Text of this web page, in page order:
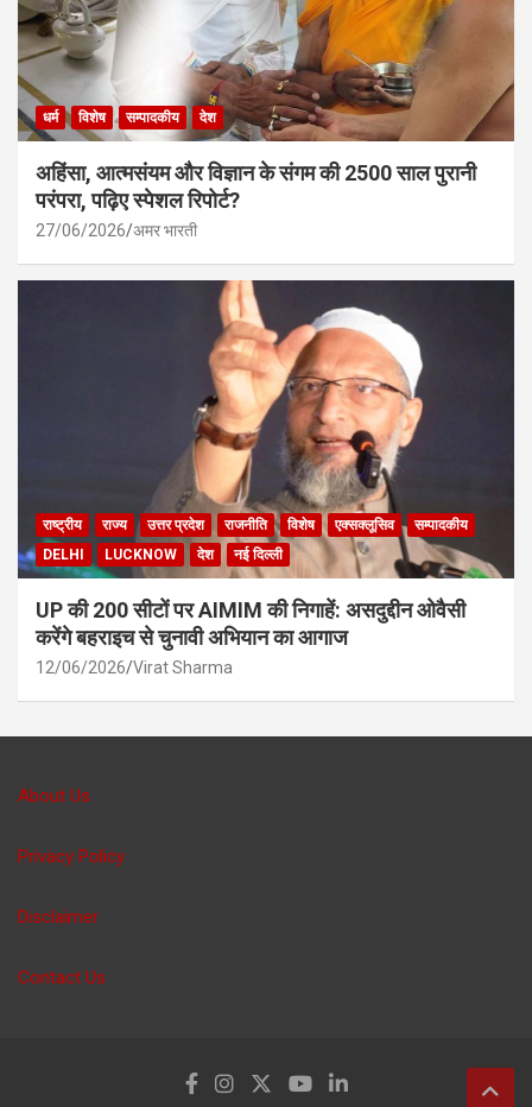
धर्म विशेष सम्पादकीय देश
अहिंसा, आत्मसंयम और विज्ञान के संगम की 2500 साल पुरानी
परंपरा, पढ़िए स्पेशल रिपोर्ट?
27/06/2026 अमर भारती
राष्ट्रीय राज्य उत्तर प्रदेश राजनीति विशेष एक्सक्लूसिव
सम्पादकीय
DELHI
LUCKNOW देश नई दिल्ली
UP की 200 सीटों पर AIMIM की निगाहें: असदुद्दीन ओवैसी
करेंगे बहराइच से चुनावी अभियान का आगाज
12/06/2026 Virat Sharma
About Us
Privacy Policy
Disclaimer
Contact Us